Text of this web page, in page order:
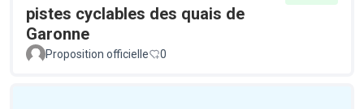
pistes cyclables des quais de
Garonne
Proposition officielle 0